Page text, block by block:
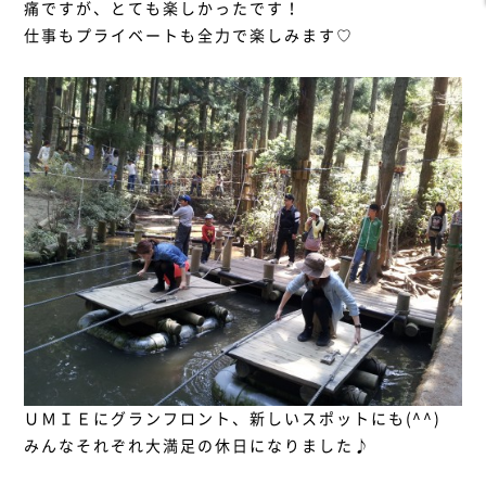
痛ですが、とても楽しかったです！
仕事もプライベートも全力で楽しみます♡
ＵＭＩＥにグランフロント、新しいスポットにも(^^)
みんなそれぞれ大満足の休日になりました♪